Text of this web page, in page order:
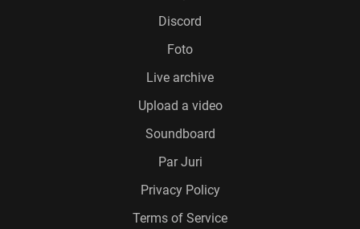
Discord
Foto
Live archive
Upload a video
Soundboard
Par Juri
Privacy Policy
Terms of Service